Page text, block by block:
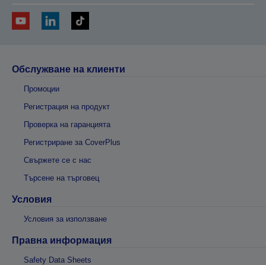
Обслужване на клиенти
Промоции
Регистрация на продукт
Проверка на гаранцията
Регистриране за CoverPlus
Свържете се с нас
Търсене на търговец
Условия
Условия за използване
Правна информация
Safety Data Sheets